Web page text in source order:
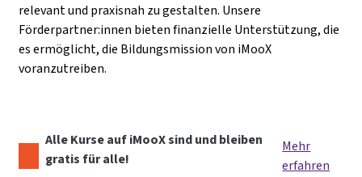
relevant und praxisnah zu gestalten. Unsere
Förderpartner:innen bieten finanzielle Unterstützung, die
es ermöglicht, die Bildungsmission von iMooX
voranzutreiben.
Alle Kurse auf iMooX sind und bleiben
gratis für alle!
Mehr
erfahren